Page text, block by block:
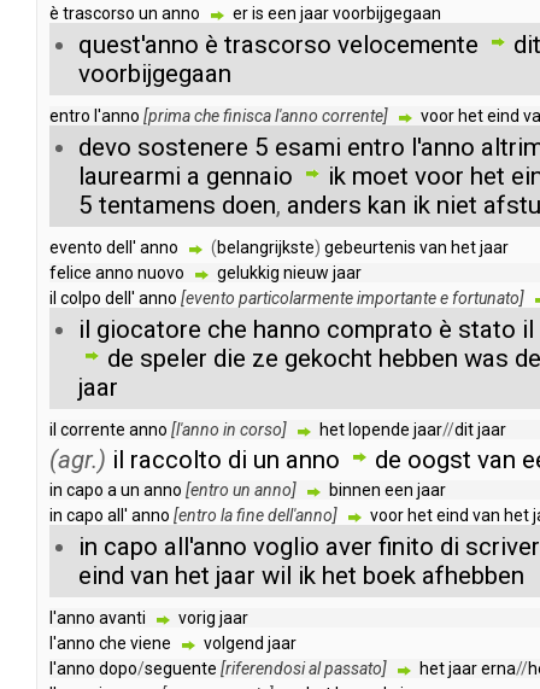
è trascorso un anno eris een jaarvoorbijgegaan
quest'anno è trascorso velocemente
dit
voorbijgegaan
entro l'anno [primachefiniscal'anno corrente] voor heteind
devo sostenere 5 esami entro l'anno
laurearmi a gennaio ik moet voor het
5 tentamens doen, anders kan ik niet
evento dell' anno (belangrijkste) gebeurtenis van hetjaar
felice anno nuovo gelukkig nieuw jaar
il colpo dell' anno [evento particolarmenteimportantee fortunato]
il giocatore che hanno comprato è stato il
de speler die ze gekocht hebben was de
jaar
il corrente anno [l'anno in corso] het lopende jaar//ditjaar
(agr.) il raccolto di un anno de oogst van
in capo a un anno [entro un anno] binnen een jaar
in capo all' anno [entro lafinedell'anno] voor heteind van het
in capo all'anno voglio aver finito di
eind van het jaar wil ik het boek afhebben
l'anno avanti vorig jaar
l'anno che viene volgend jaar
l'anno dopo/seguente [riferendosialpassato] hetjaarerna//